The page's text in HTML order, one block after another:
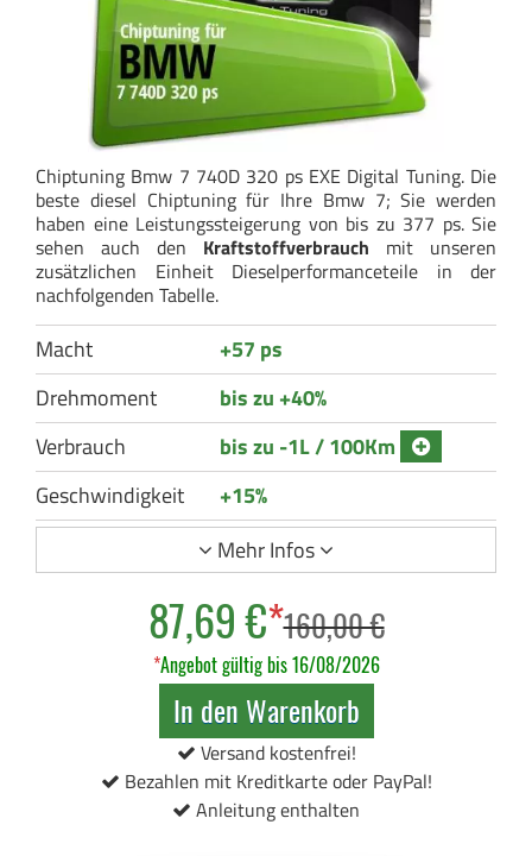
Chiptuning Bmw 7 740D 320 ps EXE Digital Tuning. Die
beste diesel Chiptuning für Ihre Bmw 7; Sie werden
haben eine Leistungssteigerung von bis zu 377 ps. Sie
sehen auch den Kraftstoffverbrauch mit unseren
zusätzlichen Einheit Dieselperformanceteile in der
nachfolgenden Tabelle.
Macht
+57 ps
Drehmoment
bis zu +40%
Verbrauch
bis zu -1L / 100Km
Geschwindigkeit
+15%
Mehr Infos
87,69 €*160,00 €
*Angebot gültig bis 16/08/2026
In den Warenkorb
Versand kostenfrei!
Bezahlen mit Kreditkarte oder PayPal!
Anleitung enthalten